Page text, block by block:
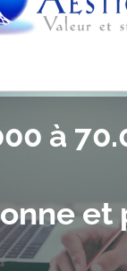
à
et